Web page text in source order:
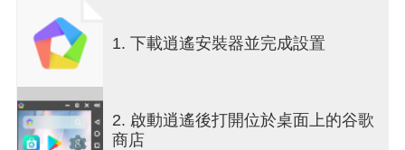
◆ 踏上冒險征途
探索未知領域，解鎖古老遺跡、神秘寶藏和危險的
地下城！
◆ 建設你的王國
從零開始打造繁華領地，將夢想之城變為現實！
1. 下載逍遙安裝器並完成設置
2. 啟動逍遙後打開位於桌面上的谷歌
商店